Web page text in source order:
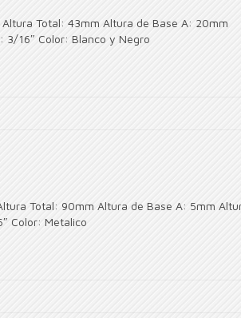
Total: 43mm Altura de Base A: 20mm
3/16″ Color: Blanco y Negro
Total: 90mm Altura de Base A: 5mm
Color: Metalico